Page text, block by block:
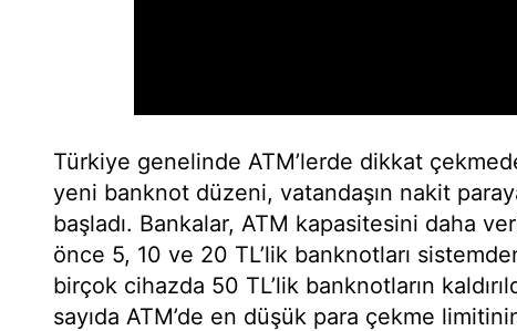
Türkiye genelinde ATM’lerde dikkat
yeni banknot düzeni, vatandaşın nakit
başladı. Bankalar, ATM kapasitesini daha
önce 5, 10 ve 20 TL’lik banknotları
birçok cihazda 50 TL’lik banknotların
sayıda ATM’de en düşük para çekme